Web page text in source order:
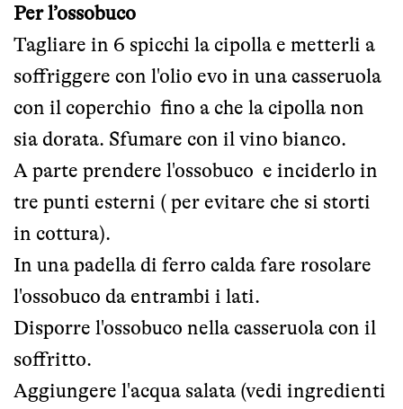
Per l’ossobuco
Tagliare in 6 spicchi la cipolla e metterli a
soffriggere con l'olio evo in una casseruola
con il coperchio fino a che la cipolla non
sia dorata. Sfumare con il vino bianco.
A parte prendere l'ossobuco e inciderlo in
tre punti esterni ( per evitare che si storti
in cottura).
In una padella di ferro calda fare rosolare
l'ossobuco da entrambi i lati.
Disporre l'ossobuco nella casseruola con il
soffritto.
Aggiungere l'acqua salata (vedi ingredienti